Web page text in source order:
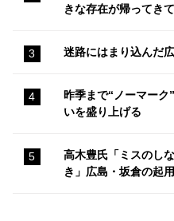
きな存在が帰ってき
迷路にはまり込んだ
昨季まで“ノーマー
いを盛り上げる
高木豊氏「ミスのし
き」広島・坂倉の起